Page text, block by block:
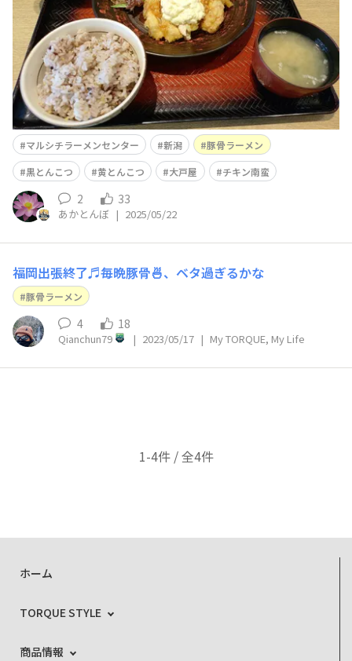
マルシチラーメンセンター 新潟
豚骨ラーメン
黒とんこつ
黄とんこつ 大戸屋 チキン南蛮
2 33
あかとんぼ | 2025/05/22
福岡出張終了♬毎晩豚骨🍜、ベタ過ぎるかな
豚骨ラーメン
4 18
Qianchun79 | 2023/05/17 | My TORQUE, My Life
1-4件 / 全4件
ホーム
TORQUE STYLE
商品情報